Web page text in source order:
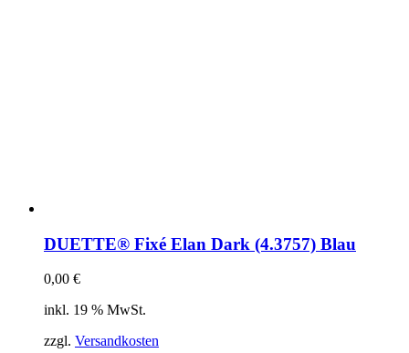
DUETTE® Fixé Elan Dark (4.3757) Blau
0,00 €
inkl. 19 % MwSt.
zzgl. Versandkosten